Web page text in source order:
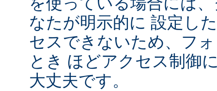
なたが明示的に 設定し
セスできないため、フ
とき ほどアクセス制御
大丈夫です。